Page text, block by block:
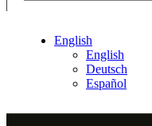
English
English
Deutsch
Español